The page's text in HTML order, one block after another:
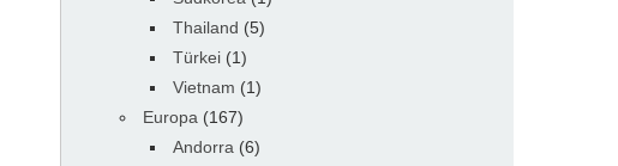
Thailand (5)
Türkei (1)
Vietnam (1)
Europa (167)
Andorra (6)